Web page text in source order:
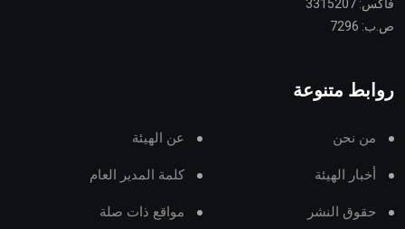
فاكس: 3315207
ص.ب: 7296
روابط متنوعة
من نحن عن الهيئة
أخبار الهيئة كلمة المدير العام
حقوق النشر مواقع ذات صلة